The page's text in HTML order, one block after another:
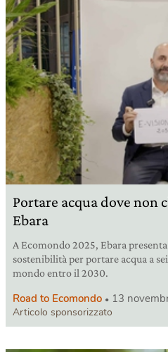
Portare acqua dove non
Ebara
A Ecomondo 2025, Ebara
sostenibilità per portare acqua a
mondo entro il 2030.
Road to Ecomondo 13
Articolo sponsorizzato